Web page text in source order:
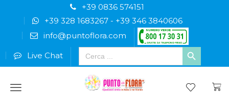
+39 0836 574151
+39 328 1683267- +39 346 3840606
info@puntoflora.com
Live Chat
Search
for:
Menu